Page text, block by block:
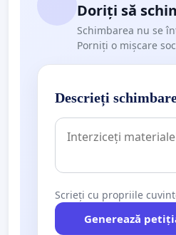
Doriți să
Schimbarea nu se
Porniți o mișcare
Descrieți
Scrieți cu propriile
Generează